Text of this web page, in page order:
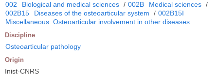
002 Biological and medical sciences / 002B Medical sciences /
002B15
Diseases of the osteoarticular system / 002B15I
Miscellaneous. Osteoarticular involvement in other diseases
Discipline
Osteoarticular pathology
Origin
Inist-CNRS